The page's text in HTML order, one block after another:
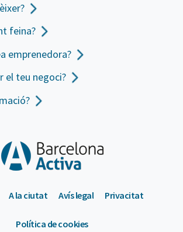
feina?
emprenedora?
el teu negoci?
A la ciutat Avís legal Privacitat
Política de cookies